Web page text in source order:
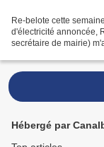
Re-belote cette
d'électricité annoncée,
secrétaire de mairie)
Hébergé par